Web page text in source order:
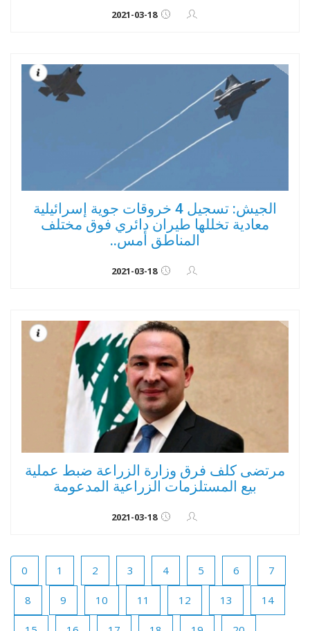
2021-03-18
الجيش: تسجيل 4 خروقات جوية إسرائيلية
معادية تخللها طيران دائري فوق مختلف
المناطق أمس..
2021-03-18
مرتضى كلف فرق وزارة الزراعة ضبط عملية
بيع المستلزمات الزراعية المدعومة
2021-03-18
0 1 2 3 4 5 6 7
8 9 10 11 12 13 14